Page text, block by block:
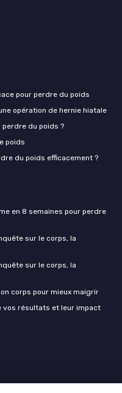
pour perdre du poids
opération de hernie hiatale
perdre du poids ?
poids
du poids efficacement ?
en 8 semaines pour perdre
sur le corps, la
sur le corps, la
corps pour mieux maigrir
vos résultats et leur impact